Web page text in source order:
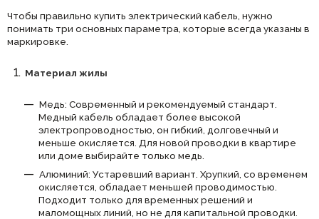
Чтобы правильно купить электрический кабель, нужно
понимать три основных параметра, которые всегда указаны в
маркировке.
Материал жилы
Медь: Современный и рекомендуемый стандарт.
Медный кабель обладает более высокой
электропроводностью, он гибкий, долговечный и
меньше окисляется. Для новой проводки в квартире
или доме выбирайте только медь.
Алюминий: Устаревший вариант. Хрупкий, со временем
окисляется, обладает меньшей проводимостью.
Подходит только для временных решений и
маломощных линий, но не для капитальной проводки.